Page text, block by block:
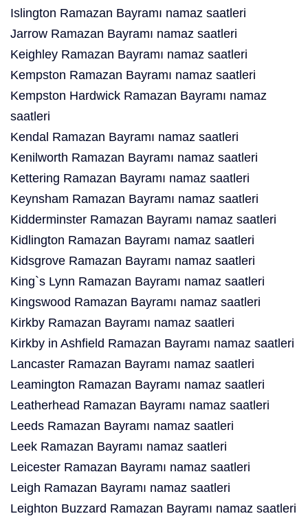
Islington Ramazan Bayramı namaz saatleri
Jarrow Ramazan Bayramı namaz saatleri
Keighley Ramazan Bayramı namaz saatleri
Kempston Ramazan Bayramı namaz saatleri
Kempston Hardwick Ramazan Bayramı namaz
saatleri
Kendal Ramazan Bayramı namaz saatleri
Kenilworth Ramazan Bayramı namaz saatleri
Kettering Ramazan Bayramı namaz saatleri
Keynsham Ramazan Bayramı namaz saatleri
Kidderminster Ramazan Bayramı namaz saatleri
Kidlington Ramazan Bayramı namaz saatleri
Kidsgrove Ramazan Bayramı namaz saatleri
King`s Lynn Ramazan Bayramı namaz saatleri
Kingswood Ramazan Bayramı namaz saatleri
Kirkby Ramazan Bayramı namaz saatleri
Kirkby in Ashfield Ramazan Bayramı namaz saatleri
Lancaster Ramazan Bayramı namaz saatleri
Leamington Ramazan Bayramı namaz saatleri
Leatherhead Ramazan Bayramı namaz saatleri
Leeds Ramazan Bayramı namaz saatleri
Leek Ramazan Bayramı namaz saatleri
Leicester Ramazan Bayramı namaz saatleri
Leigh Ramazan Bayramı namaz saatleri
Leighton Buzzard Ramazan Bayramı namaz saatleri